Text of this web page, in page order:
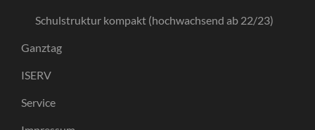
Schulstruktur kompakt (hochwachsend ab 22/23)
Ganztag
ISERV
Service